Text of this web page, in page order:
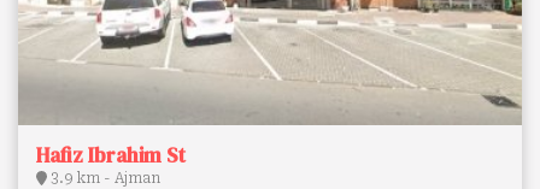
Hafiz Ibrahim St
3.9 km - Ajman